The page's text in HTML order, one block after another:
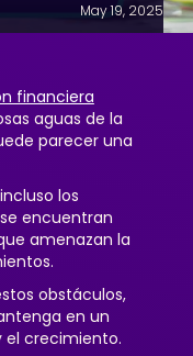
May 19, 2025
financiera
aguas de la
parecer una
los
encuentran
amenazan la
obstáculos,
en un
el crecimiento.